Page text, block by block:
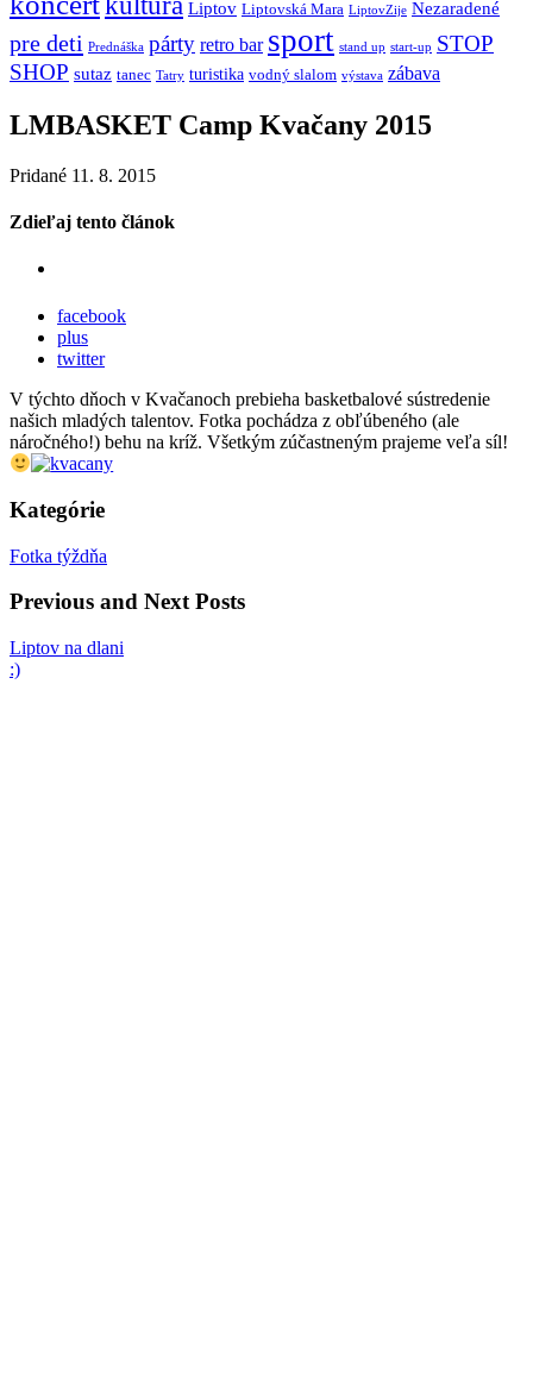
Liptov Liptovská Mara LiptovZije Nezaradené
pre deti Prednáška párty retro bar sport stand up start-up STOP
SHOP sutaz tanec Tatry turistika vodný slalom výstava zábava
LMBASKET Camp Kvačany 2015
Pridané 11. 8. 2015
Zdieľaj tento článok
facebook
plus
twitter
V týchto dňoch v Kvačanoch prebieha basketbalové sústredenie
našich mladých talentov. Fotka pochádza z obľúbeného (ale
náročného!) behu na kríž. Všetkým zúčastneným prajeme veľa síl!
Kategórie
Fotka týždňa
Previous and Next Posts
Liptov na dlani
:)